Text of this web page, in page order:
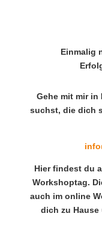
Einmalig
Gehe mit mir
suchst, die dich
Hier findest du
Workshoptag.
auch im online
dich zu